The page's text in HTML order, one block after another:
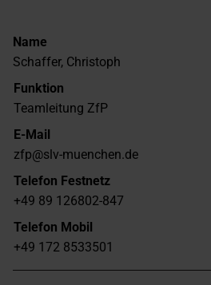
Name
Schaffer, Christoph
Funktion
Teamleitung ZfP
E-Mail
zfp@slv-muenchen.de
Telefon Festnetz
+49 89 126802-847
Telefon Mobil
+49 172 8533501